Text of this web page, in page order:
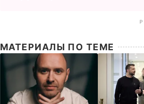
МАТЕРИАЛЫ ПО ТЕМЕ